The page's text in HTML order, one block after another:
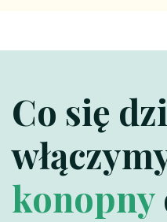
Co się
konopny